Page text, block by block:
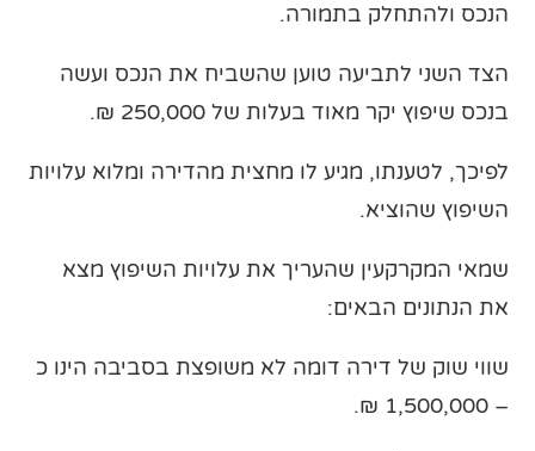
הנכס ולהתחלק בתמורה.
הצד השני לתביעה טוען שהשביח את הנכס ועשה
בנכס שיפוץ יקר מאוד בעלות של 250,000 ₪.
לפיכך, לטענתו, מגיע לו מחצית מהדירה ומלוא עלויות
השיפוץ שהוציא.
שמאי המקרקעין שהעריך את עלויות השיפוץ מצא
את הנתונים הבאים:
שווי שוק של דירה דומה לא משופצת בסביבה הינו כ
– 1,500,000 ₪.